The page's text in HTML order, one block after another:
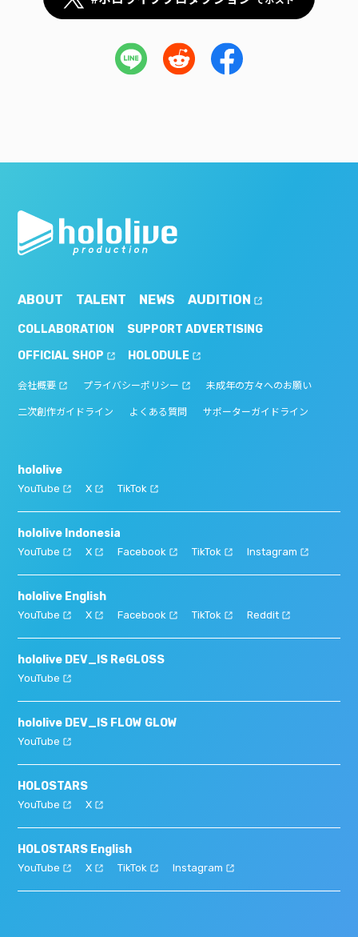
ABOUT TALENT NEWS AUDITION
COLLABORATION
SUPPORT ADVERTISING
OFFICIAL SHOP
HOLODULE
会社概要 プライバシーポリシー 未成年の方々へのお願い
二次創作ガイドライン よくある質問 サポーターガイドライン
hololive
YouTube X TikTok
hololive Indonesia
YouTube X Facebook TikTok Instagram
hololive English
YouTube X Facebook TikTok Reddit
hololive DEV_IS ReGLOSS
YouTube
hololive DEV_IS FLOW GLOW
YouTube
HOLOSTARS
YouTube X
HOLOSTARS English
YouTube X TikTok Instagram